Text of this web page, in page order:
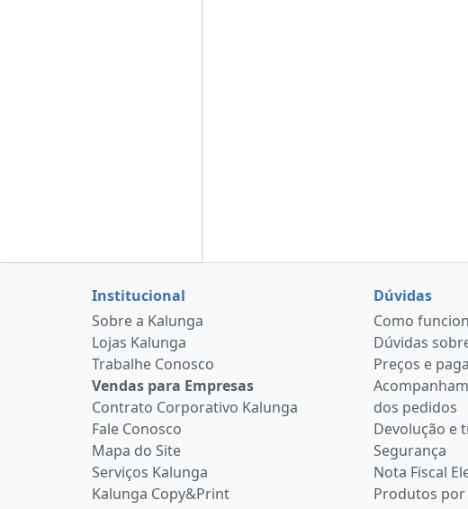
Institucional
Sobre a Kalunga
Lojas Kalunga
Trabalhe Conosco
Vendas para Empresas
Contrato Corporativo Kalunga
Fale Conosco
Mapa do Site
Serviços Kalunga
Kalunga Copy&Print
Dúvidas
Como
Dúvidas
Preços e
dos pedidos
Devolução e
Segurança
Nota Fiscal
Produtos